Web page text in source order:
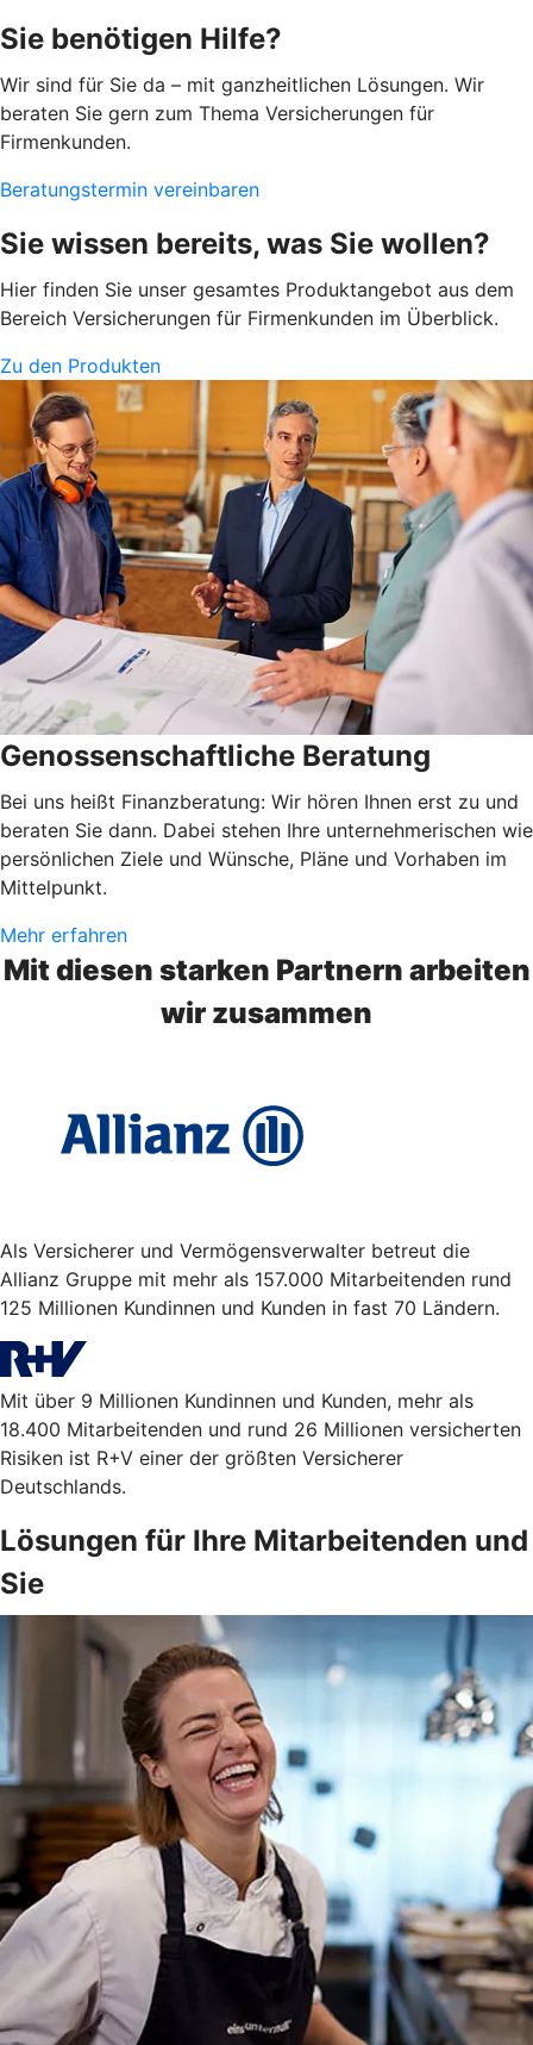
Sie benötigen Hilfe?
Wir sind für Sie da – mit ganzheitlichen Lösungen. Wir
beraten Sie gern zum Thema Versicherungen für
Firmenkunden.
Beratungstermin vereinbaren
Sie wissen bereits, was Sie wollen?
Hier finden Sie unser gesamtes Produktangebot aus dem
Bereich Versicherungen für Firmenkunden im Überblick.
Zu den Produkten
Genossenschaftliche Beratung
Bei uns heißt Finanzberatung: Wir hören Ihnen erst zu und
beraten Sie dann. Dabei stehen Ihre unternehmerischen wie
persönlichen Ziele und Wünsche, Pläne und Vorhaben im
Mittelpunkt.
Mehr erfahren
Mit diesen starken Partnern arbeiten
wir zusammen
Als Versicherer und Vermögensverwalter betreut die
Allianz Gruppe mit mehr als 157.000 Mitarbeitenden rund
125 Millionen Kundinnen und Kunden in fast 70 Ländern.
Mit über 9 Millionen Kundinnen und Kunden, mehr als
18.400 Mitarbeitenden und rund 26 Millionen versicherten
Risiken ist R+V einer der größten Versicherer
Deutschlands.
Lösungen für Ihre Mitarbeitenden und
Sie